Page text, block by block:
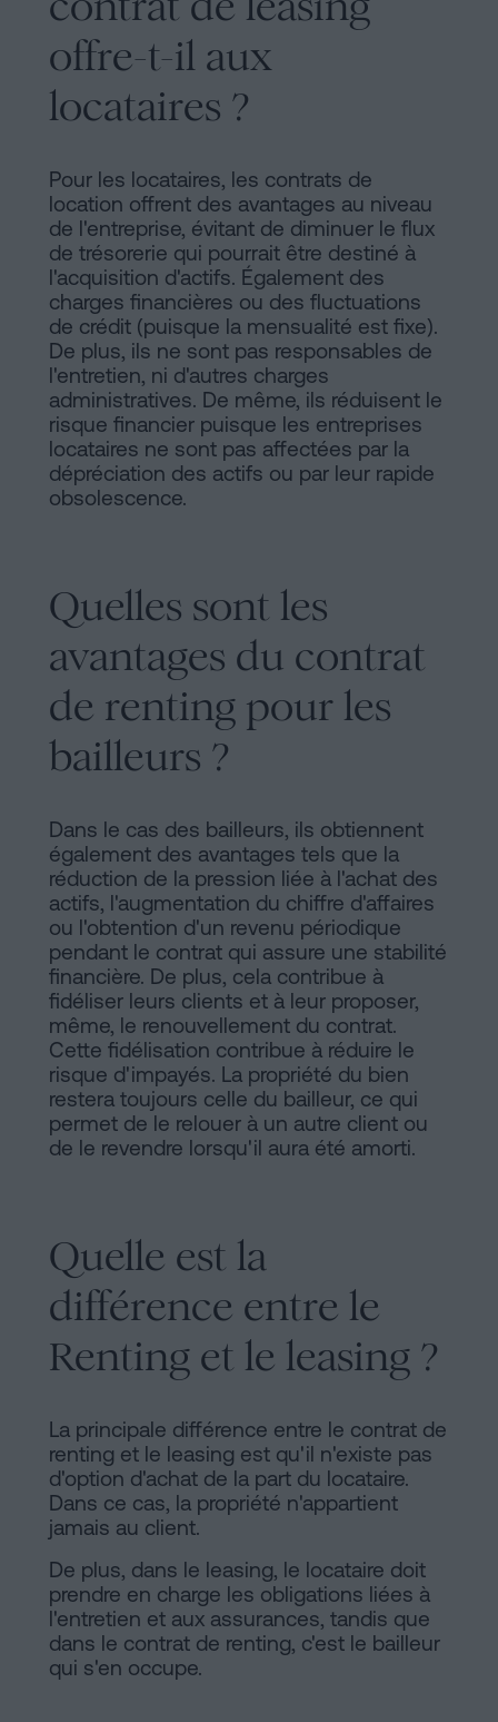
offre-t-il aux
locataires ?
Pour les locataires, les contrats de
location offrent des avantages au niveau
de l'entreprise, évitant de diminuer le flux
de trésorerie qui pourrait être destiné à
l'acquisition d'actifs. Également des
charges financières ou des fluctuations
de crédit (puisque la mensualité est fixe).
De plus, ils ne sont pas responsables de
l'entretien, ni d'autres charges
administratives. De même, ils réduisent le
risque financier puisque les entreprises
locataires ne sont pas affectées par la
dépréciation des actifs ou par leur rapide
obsolescence.
Quelles sont les
avantages du contrat
de renting pour les
bailleurs ?
Dans le cas des bailleurs, ils obtiennent
également des avantages tels que la
réduction de la pression liée à l'achat des
actifs, l'augmentation du chiffre d'affaires
ou l'obtention d'un revenu périodique
pendant le contrat qui assure une stabilité
financière. De plus, cela contribue à
fidéliser leurs clients et à leur proposer,
même, le renouvellement du contrat.
Cette fidélisation contribue à réduire le
risque d'impayés. La propriété du bien
restera toujours celle du bailleur, ce qui
permet de le relouer à un autre client ou
de le revendre lorsqu'il aura été amorti.
Quelle est la
différence entre le
Renting et le leasing ?
La principale différence entre le contrat de
renting et le leasing est qu'il n'existe pas
d'option d'achat de la part du locataire.
Dans ce cas, la propriété n'appartient
jamais au client.
De plus, dans le leasing, le locataire doit
prendre en charge les obligations liées à
l'entretien et aux assurances, tandis que
dans le contrat de renting, c'est le bailleur
qui s'en occupe.